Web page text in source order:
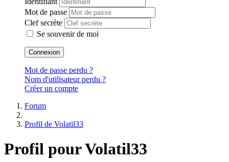
Mot de passe
Clef secrète
Se souvenir de moi
Connexion
Mot de passe perdu ?
Nom d'utilisateur perdu ?
Créer un compte
Forum
Profil de Volatil33
Profil pour Volatil33